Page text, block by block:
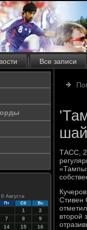
Все записи
Августа
Пт Сб Вс
1
2
7 8
9
14 15
16
ТАСС,
Стивен
второй